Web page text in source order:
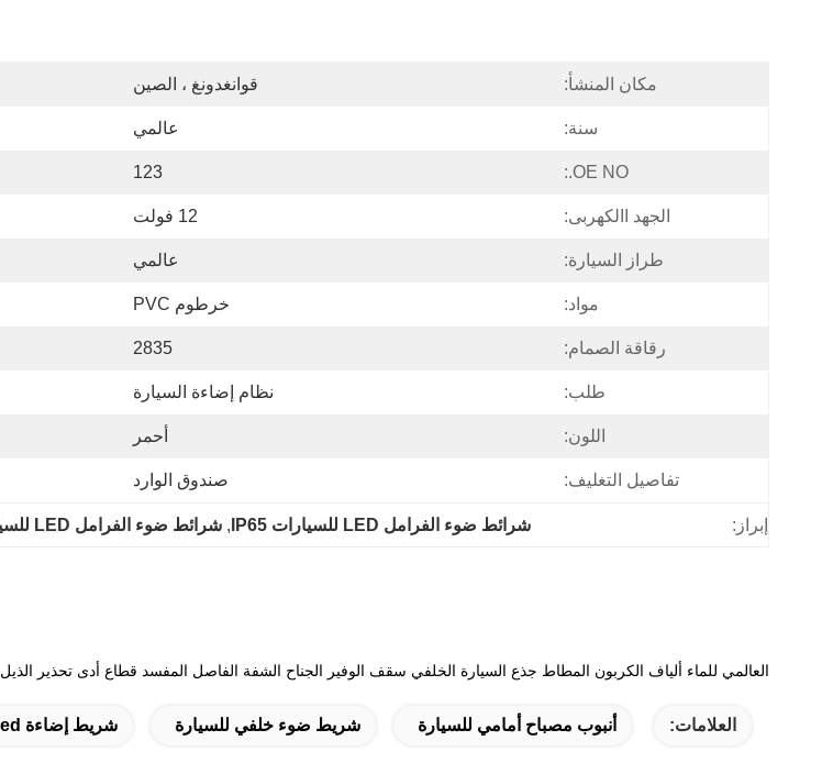
مكان المنشأ: قوانغدونغ ، الصين
سنة: عالمي
OE NO.:
123
الجهد االكهربى: 12 فولت
طراز السيارة: عالمي
مواد: خرطوم PVC
رقاقة الصمام: 2835
طلب: نظام إضاءة السيارة
اللون: أحمر
تفاصيل التغليف: صندوق الوارد
إبراز: شرائط ضوء الفرامل LED للسيارات IP65 , شرائط ضوء الفرامل LED للسيارات 2835
العالمي للماء ألياف الكربون المطاط جذع السيارة الخلفي سقف الوفير الجناح الشفة الفاصل المفسد قطاع أدى تحذير الذيل lig
العلامات: أنبوب مصباح أمامي للسيارة شريط ضوء خلفي للسيارة شريط إضاءة Led للسيارة Rgb